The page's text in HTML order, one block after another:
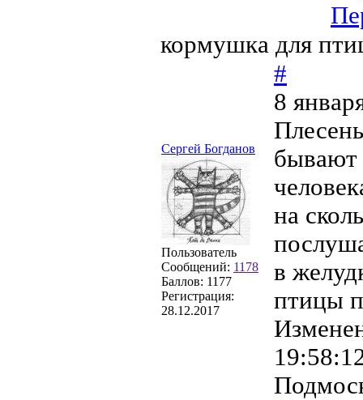
кормушка для
Сергей Богданов
Пользователь
Сообщений: 1178
Баллов: 1177
Регистрация:
28.12.2017
#
8
бывают
на
в
птицы